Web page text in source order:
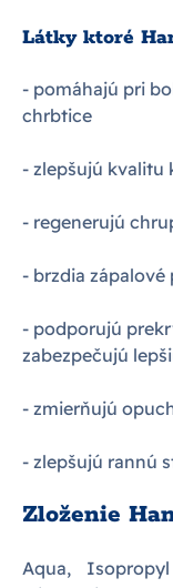
Látky ktoré
- pomáhajú pri
chrbtice
- zlepšujú kvalitu
- regenerujú
- brzdia zápalové
- podporujú
zabezpečujú
- zmierňujú
- zlepšujú rannú
Zloženie
Aqua,